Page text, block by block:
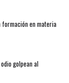
formación en materia
golpean al